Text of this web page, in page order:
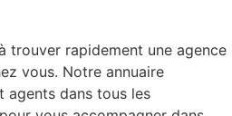
trouver rapidement une agence
vous. Notre annuaire
agents dans tous les